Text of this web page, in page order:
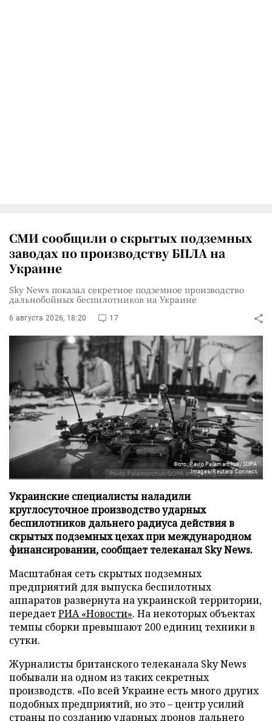
СМИ сообщили о скрытых подземных
заводах по производству БПЛА на
Украине
Sky News показал секретное подземное производство
дальнобойных беспилотников на Украине
6 августа 2026, 18:20 17
Фото: Pavlo Palamarchuk/SOPA
Images/Reuters Connect
Украинские специалисты наладили
круглосуточное производство ударных
беспилотников дальнего радиуса действия в
скрытых подземных цехах при международном
финансировании, сообщает телеканал Sky News.
Масштабная сеть скрытых подземных
предприятий для выпуска беспилотных
аппаратов развернута на украинской территории,
передаетРИА «Новости». На некоторых объектах
темпы сборки превышают 200 единиц техники в
сутки.
Журналисты британского телеканала Sky News
побывали на одном из таких секретных
производств. «По всей Украине есть много других
подобных предприятий, но это – центр усилий
страны по созданию ударных дронов дальнего